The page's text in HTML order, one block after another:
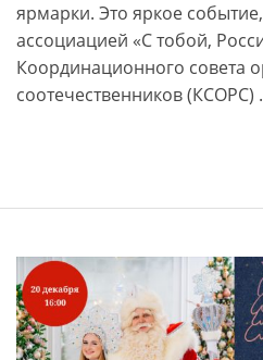
ярмарки. Это яркое
ассоциацией «С тобой,
Координационного совета
соотечественников (КСОРС)